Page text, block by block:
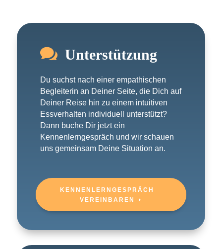
 Unterstützung
Du suchst nach einer empathischen
Begleiterin an Deiner Seite, die Dich auf
Deiner Reise hin zu einem intuitiven
Essverhalten individuell unterstützt?
Dann buche Dir jetzt ein
Kennenlerngespräch und wir schauen
uns gemeinsam Deine Situation an.
KENNENLERNGESPRÄCH
VEREINBAREN